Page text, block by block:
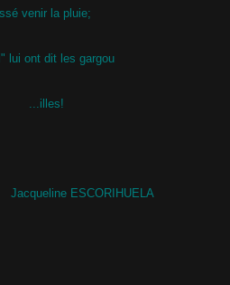
venir la pluie;
lui ont dit les gargou
Jacqueline ESCORIHUELA